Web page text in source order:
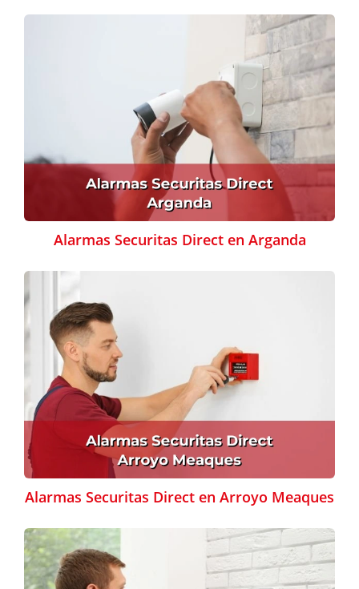
Alarmas Securitas Direct en Arganda
Alarmas Securitas Direct en Arroyo Meaques